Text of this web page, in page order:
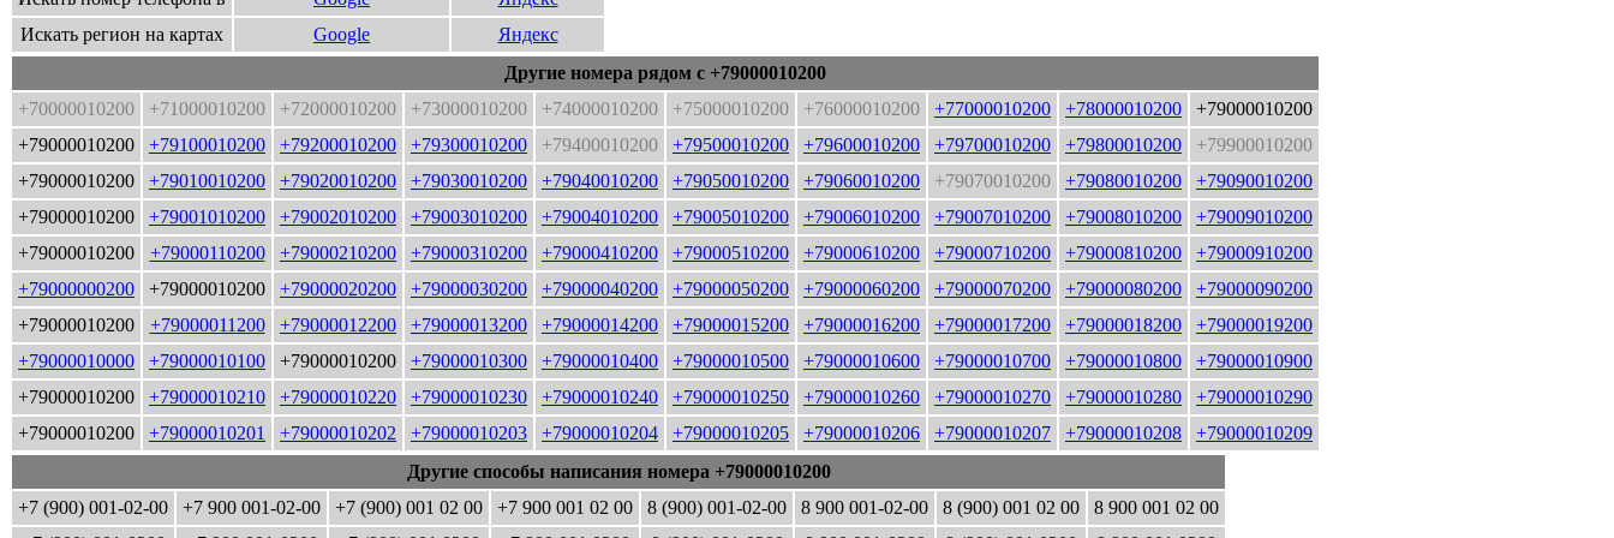
Искать регион на картах
Google
Яндекс
Другие номера рядом с +79000010200
+70000010200
+71000010200 +72000010200 +73000010200 +74000010200 +75000010200 +76000010200 +77000010200 +78000010200
+79000010200
+79000010200
+79100010200 +79200010200 +79300010200 +79400010200 +79500010200 +79600010200 +79700010200 +79800010200
+79900010200
+79000010200
+79010010200 +79020010200 +79030010200 +79040010200 +79050010200 +79060010200 +79070010200 +79080010200
+79090010200
+79000010200
+79001010200 +79002010200 +79003010200 +79004010200 +79005010200 +79006010200 +79007010200 +79008010200
+79009010200
+79000010200
+79000110200 +79000210200 +79000310200 +79000410200 +79000510200 +79000610200 +79000710200 +79000810200
+79000910200
+79000000200
+79000010200 +79000020200 +79000030200 +79000040200 +79000050200 +79000060200 +79000070200 +79000080200
+79000090200
+79000010200
+79000011200 +79000012200 +79000013200 +79000014200 +79000015200 +79000016200 +79000017200 +79000018200
+79000019200
+79000010000
+79000010100 +79000010200 +79000010300 +79000010400 +79000010500 +79000010600 +79000010700 +79000010800
+79000010900
+79000010200
+79000010210 +79000010220 +79000010230 +79000010240 +79000010250 +79000010260 +79000010270 +79000010280
+79000010290
+79000010200
+79000010201 +79000010202 +79000010203 +79000010204 +79000010205 +79000010206 +79000010207 +79000010208
+79000010209
Другие способы написания номера +79000010200
+7 (900) 001-02-00
+7 900 001-02-00 +7 (900) 001 02 00 +7 900 001 02 00 8 (900) 001-02-00 8 900 001-02-00 8 (900) 001 02 00
8 900 001 02 00